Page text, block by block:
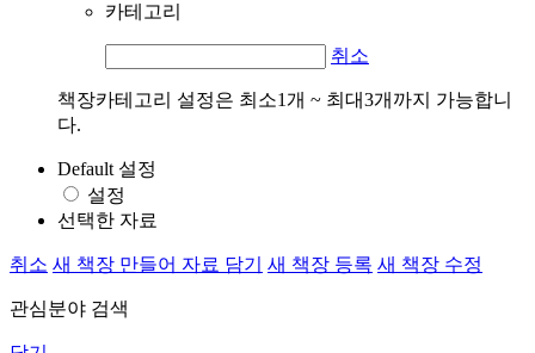
카테고리
취소
책장카테고리 설정은 최소1개 ~ 최대3개까지 가능합니
다.
Default 설정
설정
선택한 자료
취소 새 책장 만들어 자료 담기 새 책장 등록 새 책장 수정
관심분야 검색